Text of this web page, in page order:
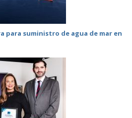
para suministro de agua de mar en